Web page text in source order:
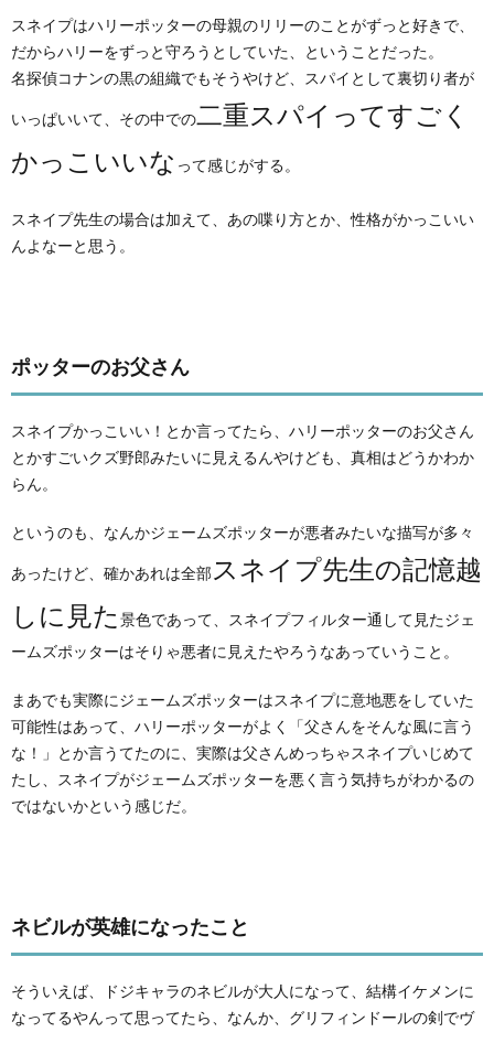
スネイプはハリーポッターの母親のリリーのことがずっと好きで、
だからハリーをずっと守ろうとしていた、ということだった。
名探偵コナンの黒の組織でもそうやけど、スパイとして裏切り者が
いっぱいいて、その中での二重スパイってすごく
かっこいいな って感じがする。
スネイプ先生の場合は加えて、あの喋り方とか、性格がかっこいい
んよなーと思う。
ポッターのお父さん
スネイプかっこいい！とか言ってたら、ハリーポッターのお父さん
とかすごいクズ野郎みたいに見えるんやけども、真相はどうかわか
らん。
というのも、なんかジェームズポッターが悪者みたいな描写が多々
あったけど、確かあれは全部 スネイプ先生の記憶越
しに見た 景色であって、スネイプフィルター通して見たジェ
ームズポッターはそりゃ悪者に見えたやろうなあっていうこと。
まあでも実際にジェームズポッターはスネイプに意地悪をしていた
可能性はあって、ハリーポッターがよく「父さんをそんな風に言う
な！」とか言うてたのに、実際は父さんめっちゃスネイプいじめて
たし、スネイプがジェームズポッターを悪く言う気持ちがわかるの
ではないかという感じだ。
ネビルが英雄になったこと
そういえば、ドジキャラのネビルが大人になって、結構イケメンに
なってるやんって思ってたら、なんか、グリフィンドールの剣でヴ